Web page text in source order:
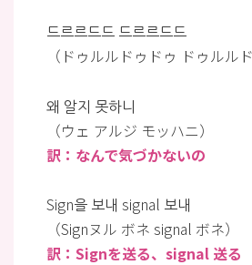
드르르드드 드르르드드
（ドゥルルドゥドゥ ドゥルル
왜 알지 못하니
（ウェ アルジ モッハニ）
訳：なんで気づかないの
Sign을 보내 signal 보내
（Signヌル ボネ signal ボネ）
訳：Signを送る、signal 送る